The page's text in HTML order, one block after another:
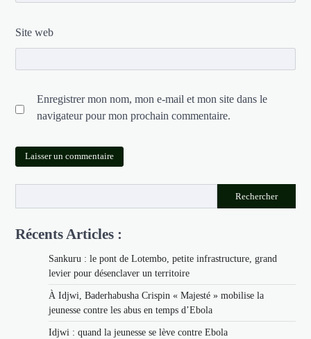
Site web
Enregistrer mon nom, mon e-mail et mon site dans le
navigateur pour mon prochain commentaire.
Rechercher
Récents Articles :
Sankuru : le pont de Lotembo, petite infrastructure, grand
levier pour désenclaver un territoire
À Idjwi, Baderhabusha Crispin « Majesté » mobilise la
jeunesse contre les abus en temps d’Ebola
Idjwi : quand la jeunesse se lève contre Ebola